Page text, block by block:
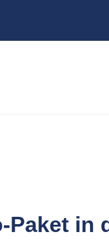
in